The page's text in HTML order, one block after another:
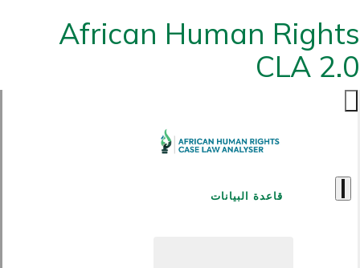
African Human Rights
CLA 2.0
قاعدة البيانات